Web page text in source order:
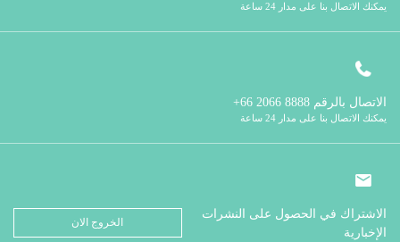
يمكنك الاتصال بنا على مدار 24 ساعة
الاتصال بالرقم
يمكنك الاتصال بنا على مدار 24 ساعة
الاشتراك في الحصول على النشرات
الإخبارية
الخروج الان